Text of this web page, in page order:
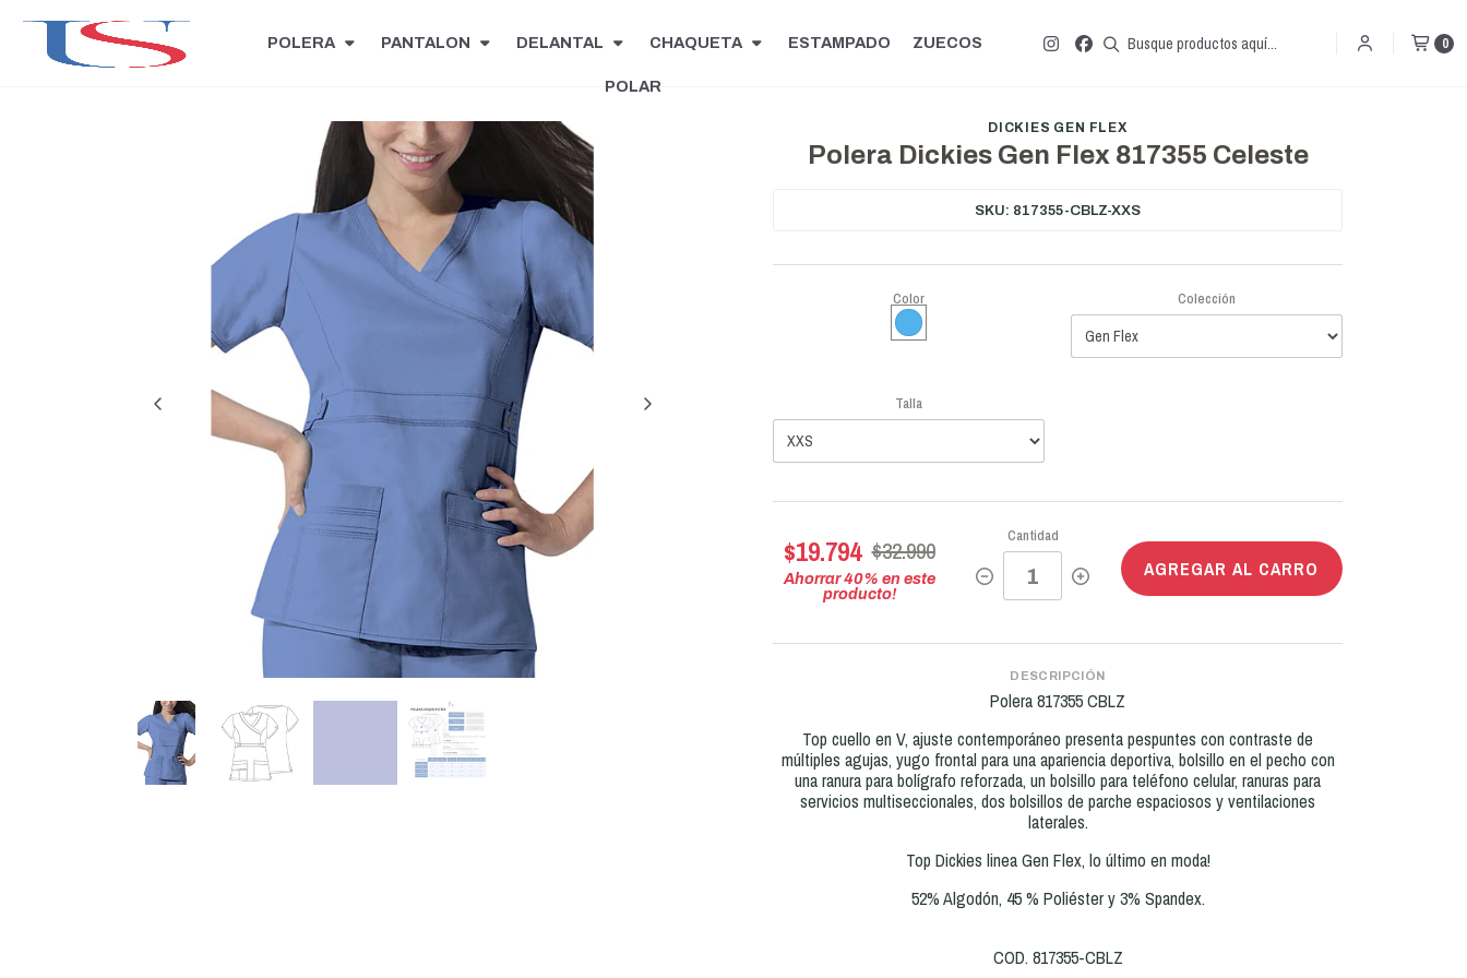
POLERA PANTALON DELANTAL CHAQUETA ESTAMPADO ZUECOS
POLAR
0
DICKIES GEN FLEX
Polera Dickies Gen Flex 817355 Celeste
SKU: 817355-CBLZ-XXS
Color Colección
Talla
$19.794 $32.990
Ahorrar40% en este
producto!
Cantidad
AGREGAR AL CARRO
DESCRIPCIÓN
Polera 817355 CBLZ
Top cuello en V, ajuste contemporáneo presenta pespuntes con contraste de
múltiples agujas, yugo frontal para una apariencia deportiva, bolsillo en el pecho con
una ranura para bolígrafo reforzada, un bolsillo para teléfono celular, ranuras para
servicios multiseccionales, dos bolsillos de parche espaciosos y ventilaciones
laterales.
Top Dickies linea Gen Flex, lo último en moda!
52% Algodón, 45 % Poliéster y 3% Spandex.
COD. 817355-CBLZ